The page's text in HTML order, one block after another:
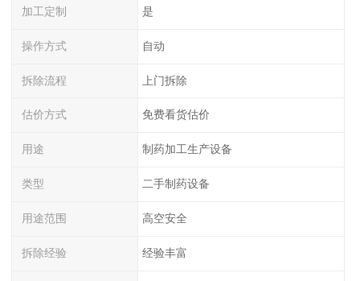
加工定制 是
操作方式 自动
拆除流程 上门拆除
估价方式 免费看货估价
用途 制药加工生产设备
类型 二手制药设备
用途范围 高空安全
拆除经验 经验丰富